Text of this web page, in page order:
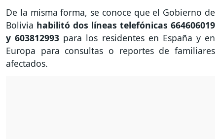
De la misma forma, se conoce que el Gobierno de
Bolivia habilitó dos líneas telefónicas 664606019
y 603812993 para los residentes en España y en
Europa para consultas o reportes de familiares
afectados.